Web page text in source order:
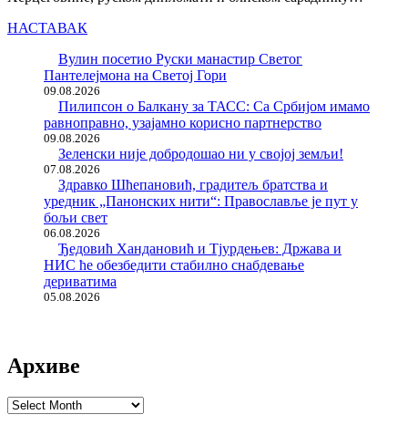
НАСТАВАК
Вулин посетио Руски манастир Светог
Пантелејмона на Светој Гори
09.08.2026
Пилипсон о Балкану за ТАСС: Са Србијом имамо
равноправно, узајамно корисно партнерство
09.08.2026
Зеленски није добродошао ни у својој земљи!
07.08.2026
Здравко Шћепановић, градитељ братства и
уредник „Панонских нити“: Православље је пут у
бољи свет
06.08.2026
Ђедовић Хандановић и Тјурдењев: Држава и
НИС ће обезбедити стабилно снабдевање
дериватима
05.08.2026
Архиве
Архиве